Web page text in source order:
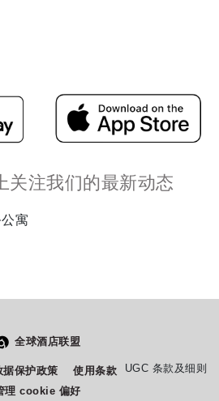
关注我们的最新动态
寓
全球酒店联盟
据保护政策 使用条款
UGC 条款及细则
理 cookie 偏好
?